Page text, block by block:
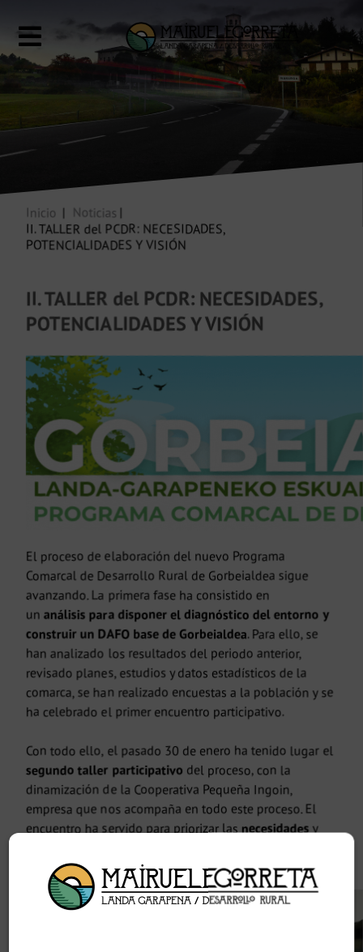
Inicio
Noticias
II. TALLER del PCDR: NECESIDADES,
POTENCIALIDADES Y VISIÓN
II. TALLER del PCDR: NECESIDADES,
POTENCIALIDADES Y VISIÓN
El proceso de elaboración del nuevo Programa
Comarcal de Desarrollo Rural de Gorbeialdea sigue
avanzando. La primera fase ha consistido en
un análisis para disponer el diagnóstico del entorno y
construir un DAFO base de Gorbeialdea. Para ello, se
han analizado los resultados del periodo anterior,
revisado planes, estudios y datos estadísticos de la
comarca, se han realizado encuestas a la población y se
ha celebrado el primer encuentro participativo.
Con todo ello, el pasado 30 de enero ha tenido lugar el
segundo taller participativo del proceso, con la
dinamización de la Cooperativa Pequeña Ingoin,
empresa que nos acompaña en todo este proceso. El
encuentro ha servido para priorizar lasnecesidadesy
diseñar la visión de futuro de Gorbeialdea.